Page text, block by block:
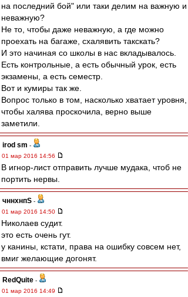
на последний бой" или таки делим на важную и
неважную?
Не то, чтобы даже неважную, а где можно
проехать на багаже, схалявить такскать?
И это начиная со школы в нас вкладывалось.
Есть контрольные, а есть обычный урок, есть
экзамены, а есть семестр.
Вот и кумиры так же.
Вопрос только в том, насколько хватает уровня,
чтобы халява проскочила, верно выше
заметили.
irod sm -
01 мар 2016 14:56
В игнор-лист отправить лучше мудака, чтоб не
портить нервы.
чннхнпS -
01 мар 2016 14:50
Николаев судит.
это есть очень гут.
у канины, кстати, права на ошибку совсем нет,
вмиг желающие догонят.
RedQuite -
01 мар 2016 14:49